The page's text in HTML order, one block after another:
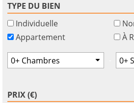
TYPE DU BIEN
Individuelle
Appartement
À
PRIX (€)